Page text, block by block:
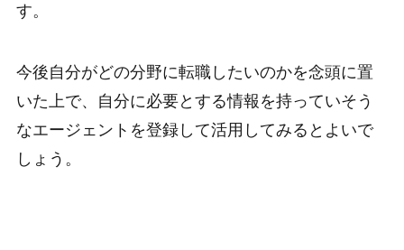
す。
今後自分がどの分野に転職したいのかを念頭に置
いた上で、自分に必要とする情報を持っていそう
なエージェントを登録して活用してみるとよいで
しょう。